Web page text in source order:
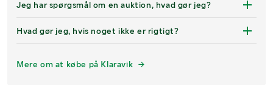
Jeg har spørgsmål om en auktion, hvad gør jeg?
Hvad gør jeg, hvis noget ikke er rigtigt?
Mere om at købe på Klaravik